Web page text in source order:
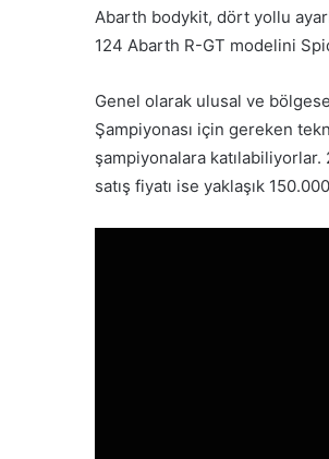
Abarth bodykit, dört yollu
124 Abarth R-GT modelini
Genel olarak ulusal ve
Şampiyonası için gereken
şampiyonalara
satış fiyatı ise yaklaşık